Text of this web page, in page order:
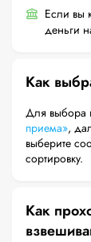
Если вы
деньги
Как
Для выбора
приема»,
выберите соответсвующие услуги и интересующую Вас
сортировку.
Как